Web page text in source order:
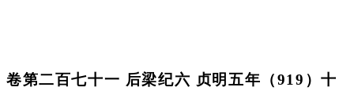
卷第二百七十一 后梁纪六 贞明五年（919）十